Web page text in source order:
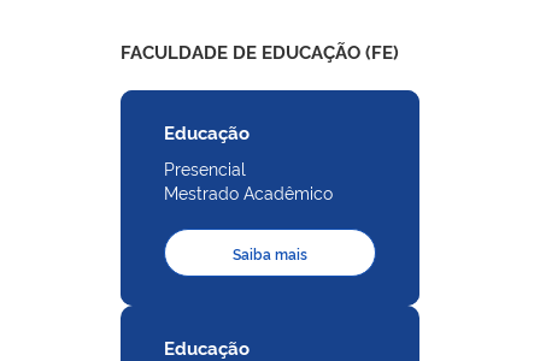
FACULDADE DE EDUCAÇÃO (FE)
Educação
Presencial
Mestrado Acadêmico
Saiba mais
Educação